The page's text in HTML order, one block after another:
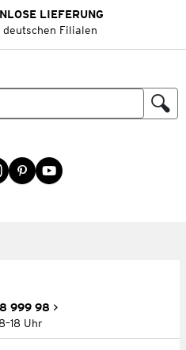
LIEFERUNG
deutschen Filialen
999 98
Uhr